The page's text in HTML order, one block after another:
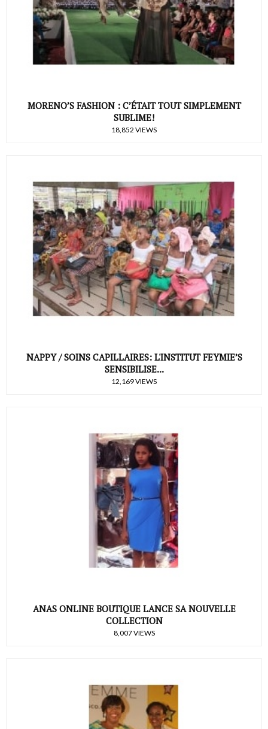
MORENO’S FASHION : C’ÉTAIT TOUT SIMPLEMENT
SUBLIME!
18,852 VIEWS
NAPPY / SOINS CAPILLAIRES: L'INSTITUT FEYMIE’S
SENSIBILISE...
12,169 VIEWS
ANAS ONLINE BOUTIQUE LANCE SA NOUVELLE
COLLECTION
8,007 VIEWS